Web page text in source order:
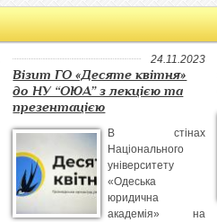
24.11.2023
Візит ГО «Десяте квітня»
до НУ “ОЮА” з лекцією та
презентацією
В стінах
Національного
університету
«Одеська
юридична
академія» на